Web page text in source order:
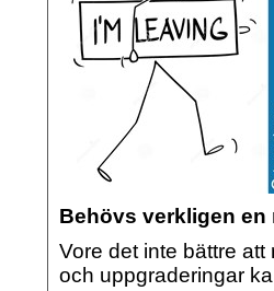
Behövs verkligen
Vore det inte bättre
och uppgraderingar